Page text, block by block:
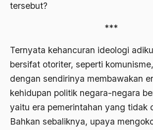
tersebut?
***
Ternyata kehancuran ideologi
bersifat otoriter, seperti
dengan sendirinya membawakan
kehidupan politik negara-negara
yaitu era pemerintahan yang tidak
Bahkan sebaliknya, upaya
Alexander Solzhenitsyin
Ali Murtopo
Ali Shariati
Ali Sidikin
Ali Syahbana
Aliran AHmadiyah